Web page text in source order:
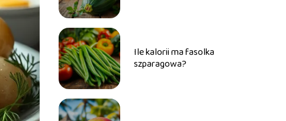
Ile kalorii ma fasolka
szparagowa?